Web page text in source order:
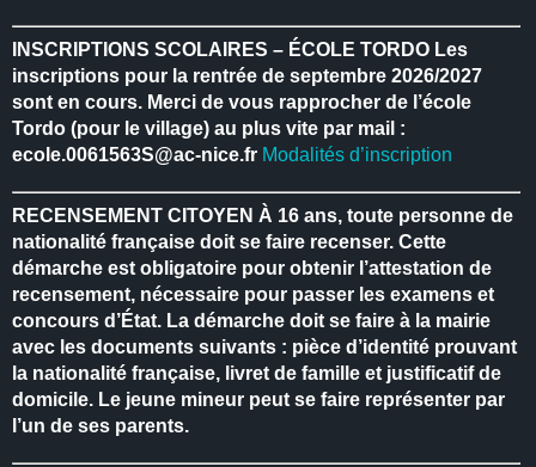
INSCRIPTIONS SCOLAIRES – ÉCOLE TORDO Les
inscriptions pour la rentrée de septembre 2026/2027
sont en cours. Merci de vous rapprocher de l’école
Tordo (pour le village) au plus vite par mail :
ecole.0061563S@ac-nice.fr Modalités d’inscription
RECENSEMENT CITOYEN À 16 ans, toute personne de
nationalité française doit se faire recenser. Cette
démarche est obligatoire pour obtenir l’attestation de
recensement, nécessaire pour passer les examens et
concours d’État. La démarche doit se faire à la mairie
avec les documents suivants : pièce d’identité prouvant
la nationalité française, livret de famille et justificatif de
domicile. Le jeune mineur peut se faire représenter par
l’un de ses parents.